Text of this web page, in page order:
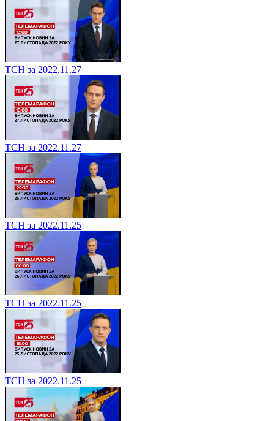
ТСН за 2022.11.27
ТСН за 2022.11.27
ТСН за 2022.11.25
ТСН за 2022.11.25
ТСН за 2022.11.25